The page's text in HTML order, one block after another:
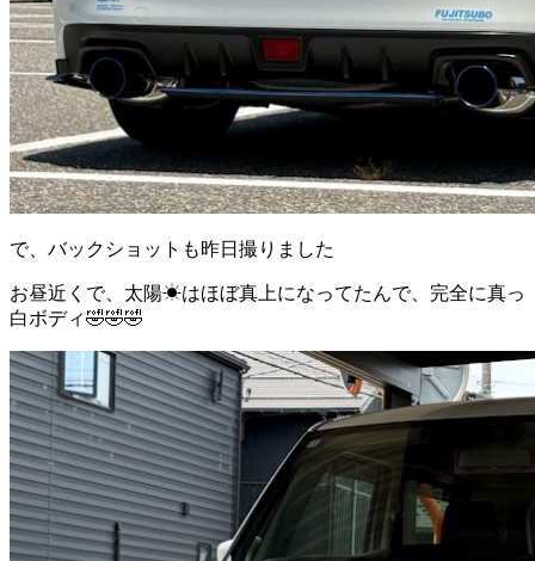
で、バックショットも昨日撮りました
お昼近くで、太陽☀はほぼ真上になってたんで、完全に真っ
白ボディ🤣🤣🤣